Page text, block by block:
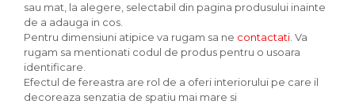
sau mat, la alegere, selectabil din pagina produsului inainte
de a adauga in cos.
Pentru dimensiuni atipice va rugam sa ne contactati . Va
rugam sa mentionati codul de produs pentru o usoara
identificare.
Efectul de fereastra are rol de a oferi interiorului pe care il
decoreaza senzatia de spatiu mai mare si